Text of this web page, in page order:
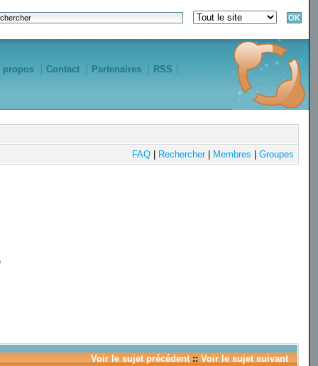
propos Contact Partenaires RSS
FAQ| Rechercher| Membres Groupes
Voir le sujet précédent:: Voir le sujet suivant